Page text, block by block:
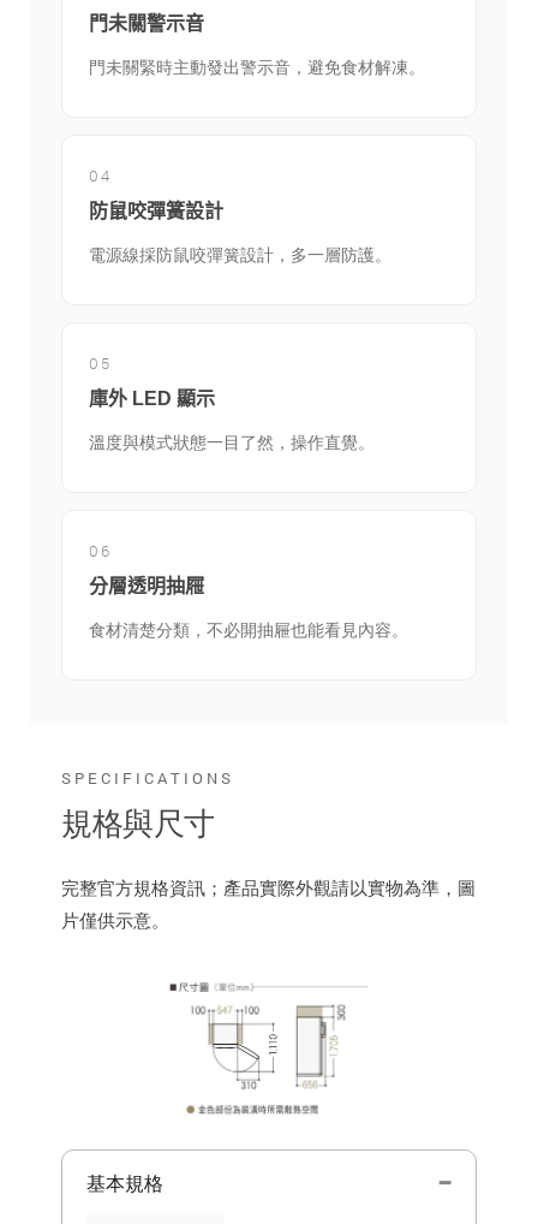
門未關警示音
門未關緊時主動發出警示音，避免食材解凍。
04
防鼠咬彈簧設計
電源線採防鼠咬彈簧設計，多一層防護。
05
庫外 LED 顯示
溫度與模式狀態一目了然，操作直覺。
06
分層透明抽屜
食材清楚分類，不必開抽屜也能看見內容。
SPECIFICATIONS
規格與尺寸
完整官方規格資訊；產品實際外觀請以實物為準，圖
片僅供示意。
基本規格